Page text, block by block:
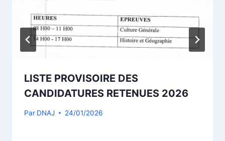
LISTE PROVISOIRE DES
CANDIDATURES RETENUES 2026
Par DNAJ 24/01/2026